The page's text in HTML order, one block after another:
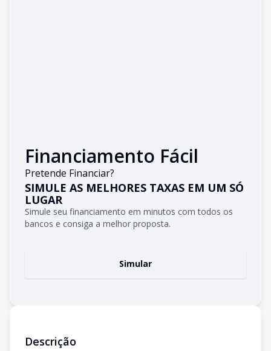
Financiamento Fácil
Pretende Financiar?
SIMULE AS MELHORES TAXAS EM UM SÓ
LUGAR
Simule seu financiamento em minutos com todos os
bancos e consiga a melhor proposta.
Simular
Descrição